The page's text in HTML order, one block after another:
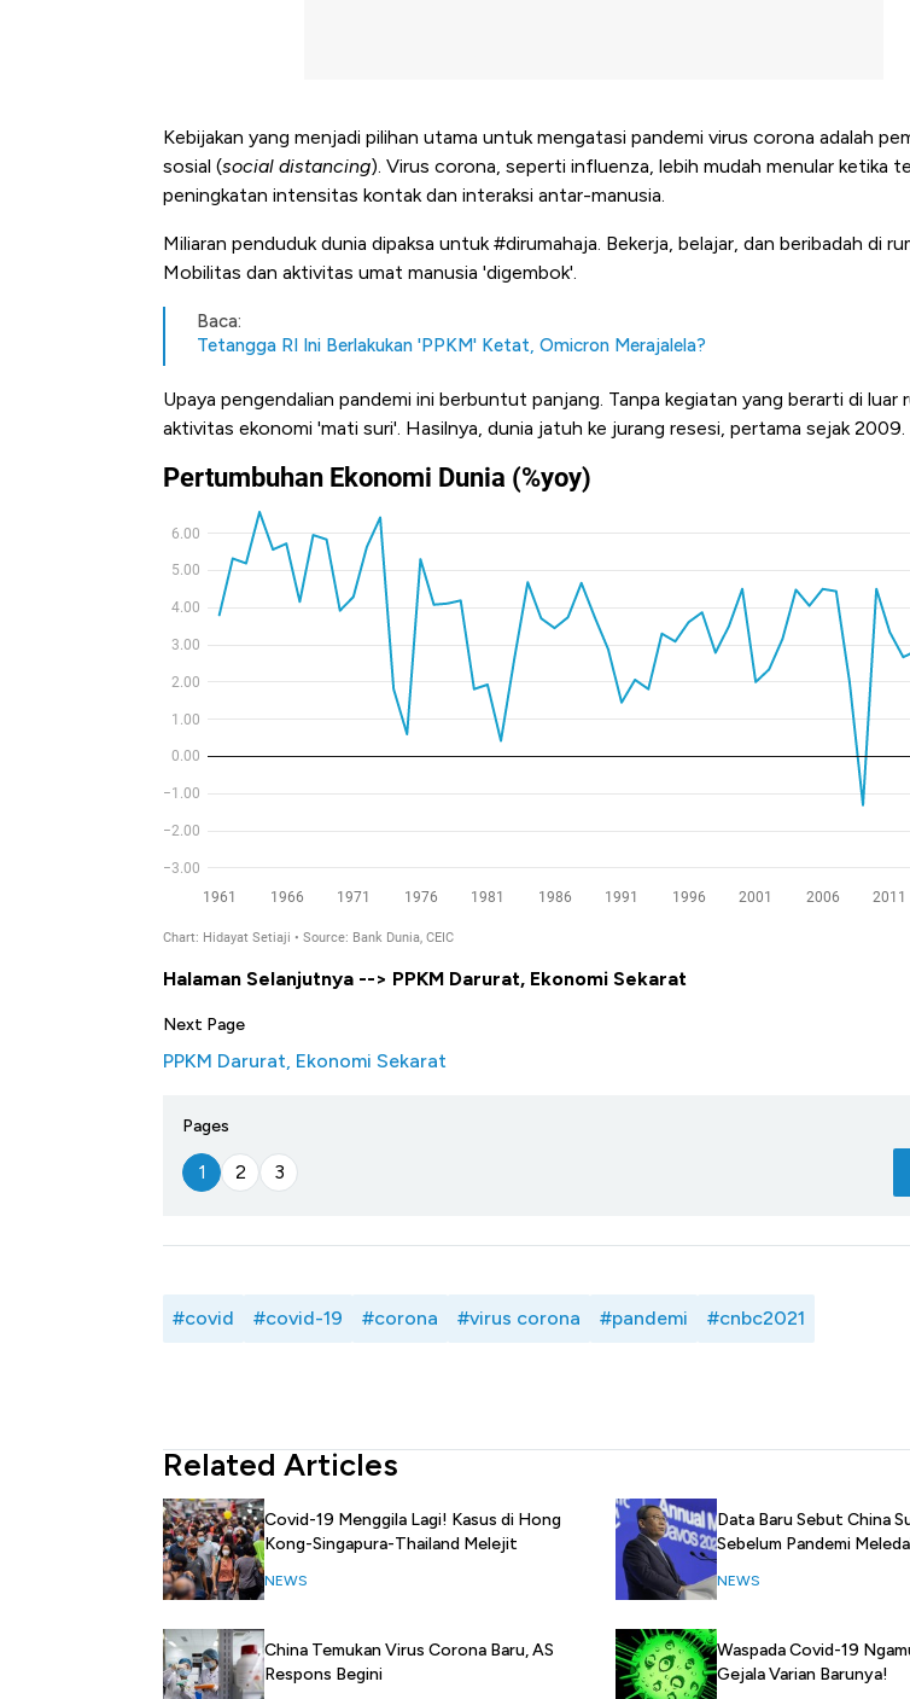
Kebijakan yang menjadi pilihan utama untuk mengatasi pandemi virus corona adalah
sosial (social distancing). Virus corona, seperti influenza, lebih mudah menular ketika
peningkatan intensitas kontak dan interaksi antar-manusia.
Miliaran penduduk dunia dipaksa untuk #dirumahaja. Bekerja, belajar, dan beribadah di
Mobilitas dan aktivitas umat manusia 'digembok'.
Baca:
Tetangga RI Ini Berlakukan 'PPKM' Ketat, Omicron Merajalela?
Upaya pengendalian pandemi ini berbuntut panjang. Tanpa kegiatan yang berarti di luar
aktivitas ekonomi 'mati suri'. Hasilnya, dunia jatuh ke jurang resesi, pertama sejak 2009.
Halaman Selanjutnya --> PPKM Darurat, Ekonomi Sekarat
Next Page
PPKM Darurat, Ekonomi Sekarat
Pages
1 2 3
#covid #covid-19 #corona #virus corona #pandemi #cnbc2021
Related Articles
Covid-19 Menggila Lagi! Kasus di Hong
Kong-Singapura-Thailand Melejit
NEWS
China Temukan Virus Corona Baru, AS
Respons Begini
Data Baru Sebut China
Sebelum Pandemi
NEWS
Waspada Covid-19
Gejala Varian Barunya!
Bangkit dari Kubur! Bisnis Furniture
Alas Kaki Tumbuh Double Digit